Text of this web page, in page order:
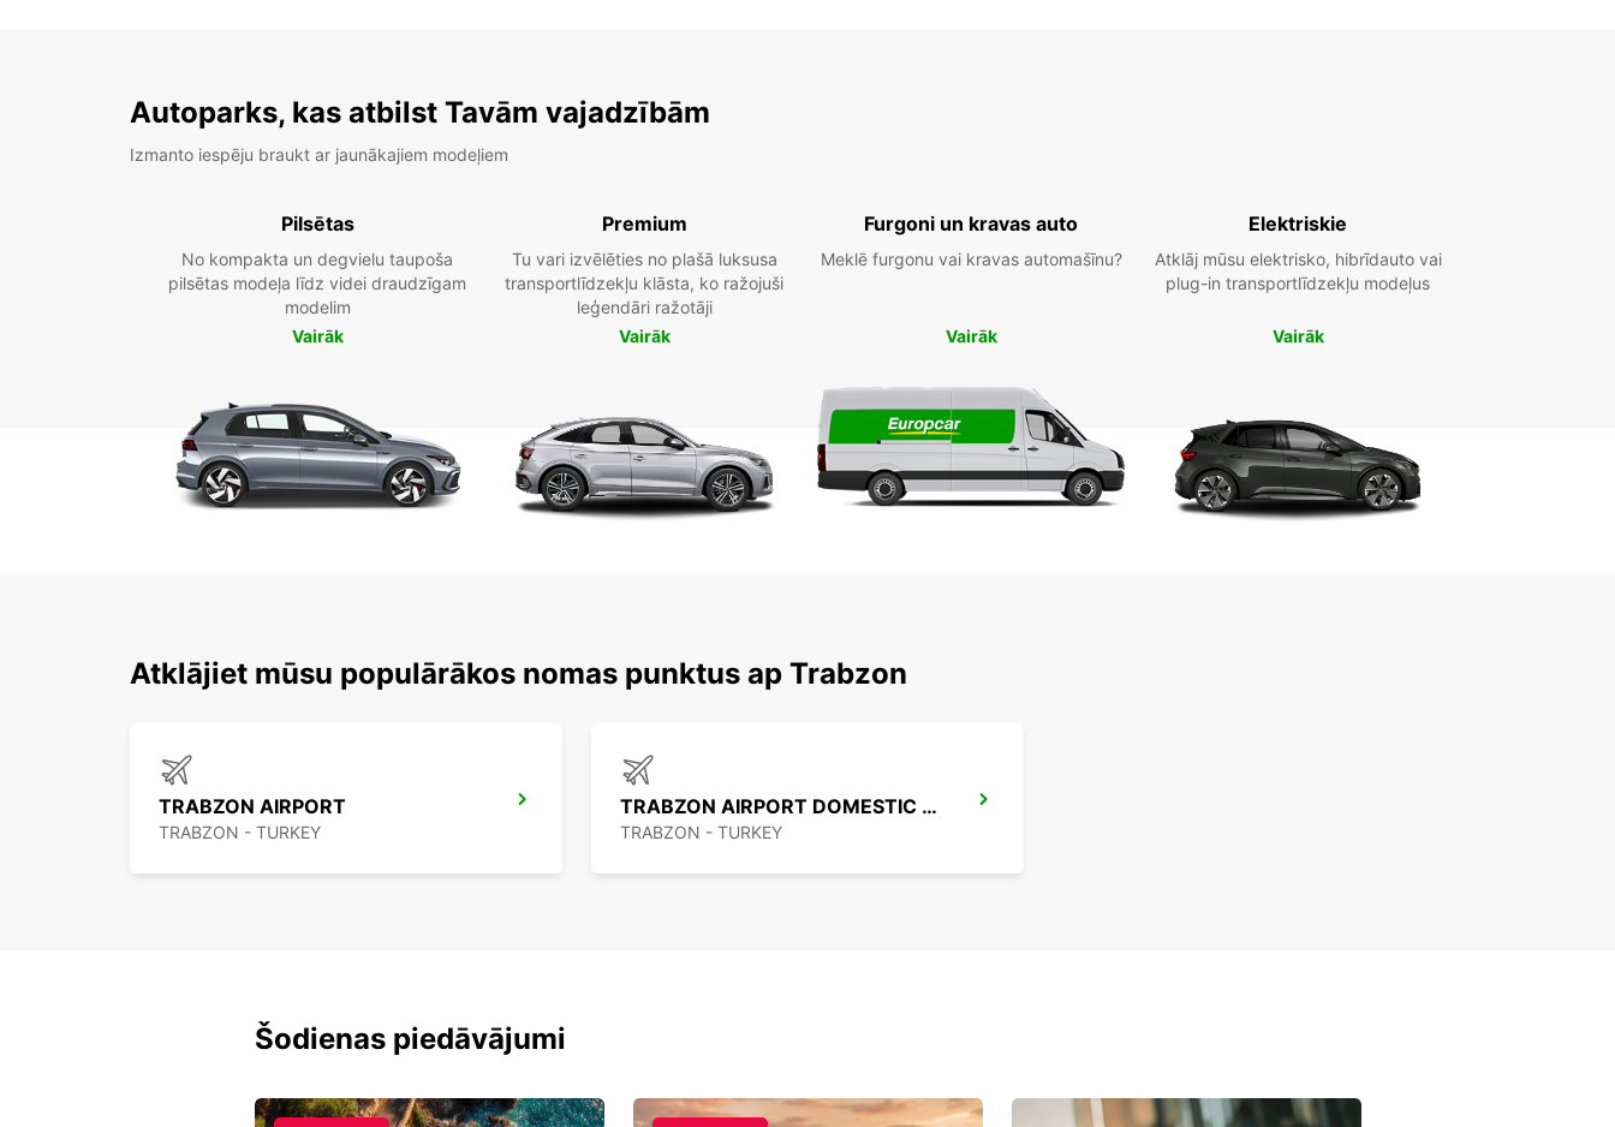
Autoparks, kas atbilst Tavām vajadzībām
Izmanto iespēju braukt ar jaunākajiem modeļiem
Pilsētas
No kompakta un degvielu taupoša
pilsētas modeļa līdz videi draudzīgam
modelim
Vairāk
Premium
Tu vari izvēlēties no plašā luksusa
transportlīdzekļu klāsta, ko ražojuši
leģendāri ražotāji
Vairāk
Furgoni un kravas auto
Meklē furgonu vai kravas automašīnu?
Vairāk
Elektriskie
Atklāj mūsu elektrisko, hibrīdauto vai
plug-in transportlīdzekļu modeļus
Vairāk
Atklājiet mūsu populārākos nomas punktus ap Trabzon
TRABZON AIRPORT
TRABZON - TURKEY
TRABZON AIRPORT DOMESTIC ARRIVAL
TRABZON - TURKEY
Šodienas piedāvājumi